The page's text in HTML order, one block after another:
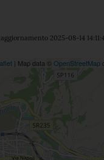
2025-08-14
| Map data © OpenStreetMap